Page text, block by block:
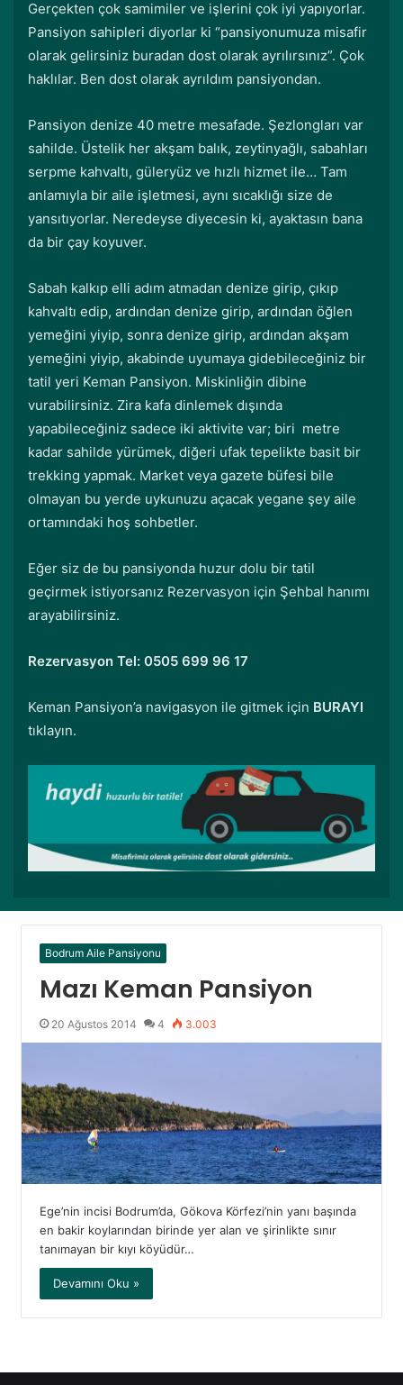
Gerçekten çok samimiler ve işlerini çok iyi yapıyorlar.
Pansiyon sahipleri diyorlar ki “pansiyonumuza misafir
olarak gelirsiniz buradan dost olarak ayrılırsınız”. Çok
haklılar. Ben dost olarak ayrıldım pansiyondan.
Pansiyon denize 40 metre mesafade. Şezlongları var
sahilde. Üstelik her akşam balık, zeytinyağlı, sabahları
serpme kahvaltı, güleryüz ve hızlı hizmet ile… Tam
anlamıyla bir aile işletmesi, aynı sıcaklığı size de
yansıtıyorlar. Neredeyse diyecesin ki, ayaktasın bana
da bir çay koyuver.
Sabah kalkıp elli adım atmadan denize girip, çıkıp
kahvaltı edip, ardından denize girip, ardından öğlen
yemeğini yiyip, sonra denize girip, ardından akşam
yemeğini yiyip, akabinde uyumaya gidebileceğiniz bir
tatil yeri Keman Pansiyon. Miskinliğin dibine
vurabilirsiniz. Zira kafa dinlemek dışında
yapabileceğiniz sadece iki aktivite var; biri metre
kadar sahilde yürümek, diğeri ufak tepelikte basit bir
trekking yapmak. Market veya gazete büfesi bile
olmayan bu yerde uykunuzu açacak yegane şey aile
ortamındaki hoş sohbetler.
Eğer siz de bu pansiyonda huzur dolu bir tatil
geçirmek istiyorsanız Rezervasyon için Şehbal hanımı
arayabilirsiniz.
Rezervasyon Tel: 0505 699 96 17
Keman Pansiyon’a navigasyon ile gitmek için BURAYI
tıklayın.
Bodrum Aile Pansiyonu
Mazı Keman Pansiyon
20 Ağustos 2014 4 3.003
Ege’nin incisi Bodrum’da, Gökova Körfezi’nin yanı başında
en bakir koylarından birinde yer alan ve şirinlikte sınır
tanımayan bir kıyı köyüdür…
Devamını Oku »